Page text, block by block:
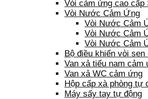
Vòi cảm ứng cao cấp
Vòi Nước Cảm Ứng
Vòi Nước Cảm
Vòi Nước Cảm
Vòi Nước Cảm
Bộ điều khiển vòi
Van xả tiểu nam cảm
Van xả WC cảm ứng
Hộp cấp xà phòng tự
Máy sấy tay tự động